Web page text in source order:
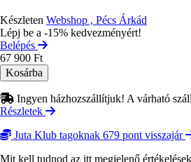
Készleten Webshop , Pécs Árkád
Lépj be a -15% kedvezményért!
Belépés
67 900 Ft
Ingyen házhozszállítjuk! A várható
Részletek
Juta Klub tagoknak 679 pont visszajár
Mit kell tudnod az itt megjelenő